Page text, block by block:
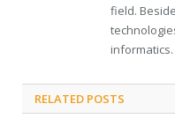
field.
informatics.
RELATED POSTS